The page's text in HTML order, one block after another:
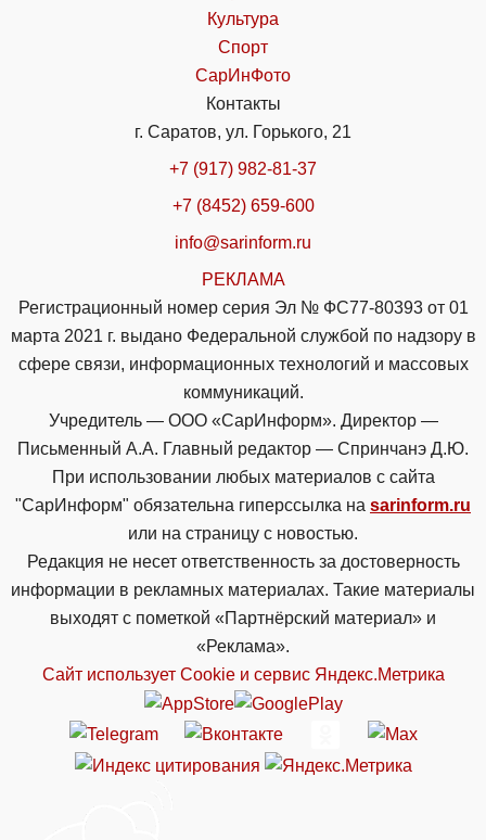
Культура
Спорт
СарИнФото
Контакты
г. Саратов, ул. Горького, 21
+7 (917) 982-81-37
+7 (8452) 659-600
info@sarinform.ru
РЕКЛАМА
Регистрационный номер серия Эл № ФС77-80393 от 01
марта 2021 г. выдано Федеральной службой по надзору в
сфере связи, информационных технологий и массовых
коммуникаций.
Учредитель — ООО «СарИнформ». Директор —
Письменный А.А. Главный редактор — Спринчанэ Д.Ю.
При использовании любых материалов с сайта
"СарИнформ" обязательна гиперссылка на sarinform.ru
или на страницу с новостью.
Редакция не несет ответственность за достоверность
информации в рекламных материалах. Такие материалы
выходят с пометкой «Партнёрский материал» и
«Реклама».
Сайт использует Cookie и сервиc Яндекс.Метрика